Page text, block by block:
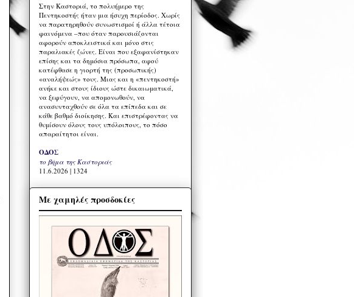
Στην Καστοριά, το πολυήμερο της
Πεντηκοστής ήταν μια ήσυχη περίοδος. Χωρίς
να παρατηρηθούν συνωστισμοί ή άλλα τέτοια
φαινόμενα –που όταν παρουσιάζονται
αφορούν αποκλειστικά και μόνο στις
παραλιακές ζώνες. Είναι που εξαφανίστηκαν
επίσης και τα δημόσια πρόσωπα, αφού
κατέφθασε η γιορτή της (προσωπικής)
«αναλήψεώς» τους. Μιας και η «πεντηκοστή»
ανήκε και στους ίδιους ώστε δικαιωματικά,
να ξεφύγουν, να απομονωθούν, να
ανασυνταχθούν σε όλα τα επίπεδα και σε
κάθε βαθμό διοίκησης. Και επιστρέφοντας να
θυμίσουν όλους τους υπόλοιπους, το πόσο
απαραίτητοι είναι.
ΟΔΟΣ
το βήμα της Καστοριάς
11.6.2026 | 1324
Με χαμηλές προσδοκίες